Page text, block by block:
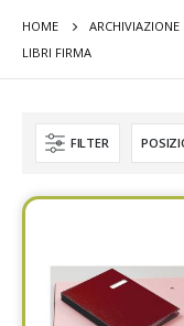
HOME ARCHIVIAZIONE
LIBRI FIRMA
FILTER